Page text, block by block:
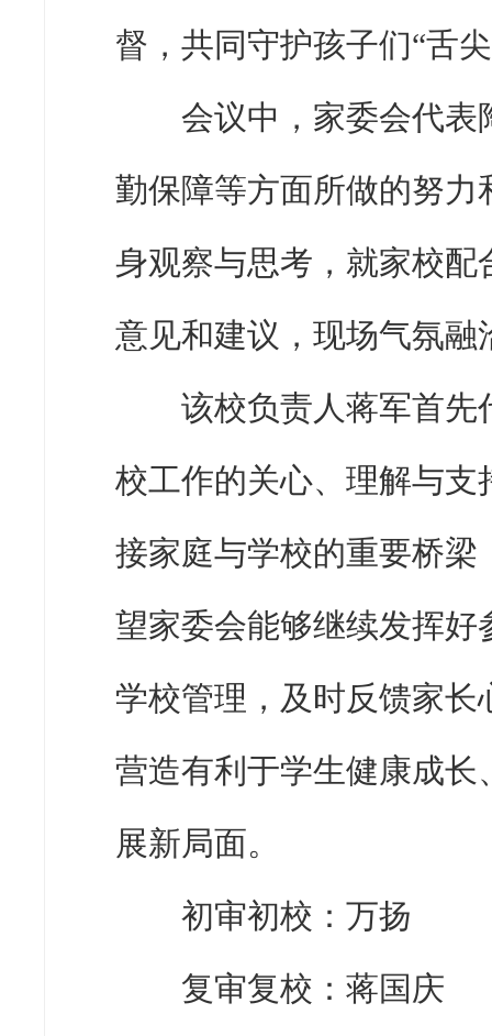
督，共同守护孩子们“舌
会议中，家委会代表
勤保障等方面所做的努
身观察与思考，就家校
意见和建议，现场气氛融
该校负责人蒋军首先
校工作的关心、理解与
接家庭与学校的重要桥
望家委会能够继续发挥
学校管理，及时反馈家
营造有利于学生健康成
展新局面。
初审初校：万扬
复审复校：蒋国庆